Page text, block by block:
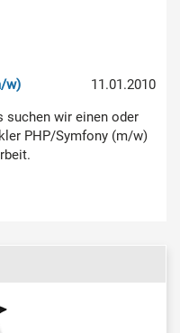
11.01.2010
w)
suchen wir einen oder
PHP/Symfony (m/w)